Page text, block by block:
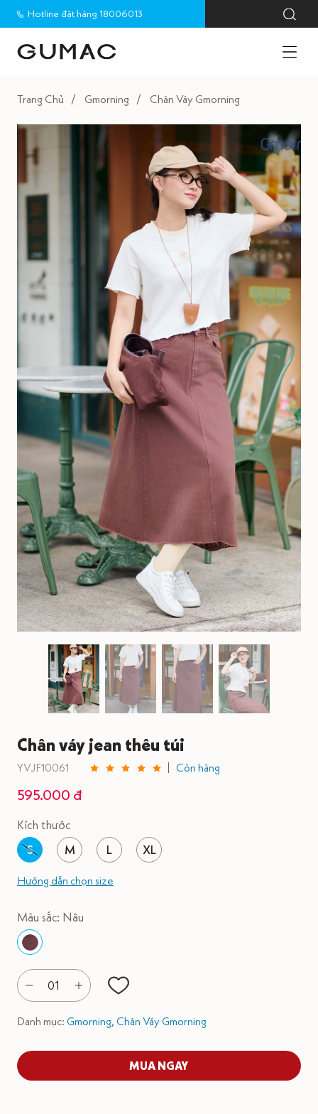
Hotline đặt hàng 18006013
Trang Chủ Gmorning Chân Váy Gmorning
Chân váy jean thêu túi
YVJF10061 Còn hàng
595.000 đ
Kích thước
S
M L XL
Hướng dẫn chọn size
Màu sắc: Nâu
01
Danh mục: Gmorning, Chân Váy Gmorning
MUA NGAY